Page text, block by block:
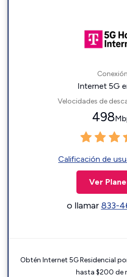
Internet 5G
Velocidades de
498
Calificación de
Ver
o llamar833-
Obtén Internet 5G Residencial
hasta $200 de